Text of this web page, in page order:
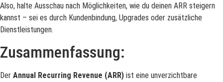
Also, halte Ausschau nach Möglichkeiten, wie du deinen ARR steigern
kannst – sei es durch Kundenbindung, Upgrades oder zusätzliche
Dienstleistungen.
Zusammenfassung:
Der Annual Recurring Revenue (ARR) ist eine unverzichtbare